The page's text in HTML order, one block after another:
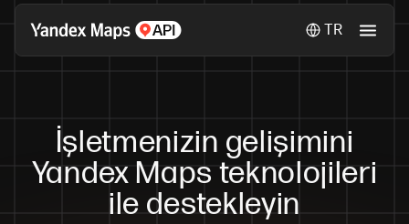
TR
İşletmenizin gelişimini
Yandex Maps teknolojileri
ile destekleyin